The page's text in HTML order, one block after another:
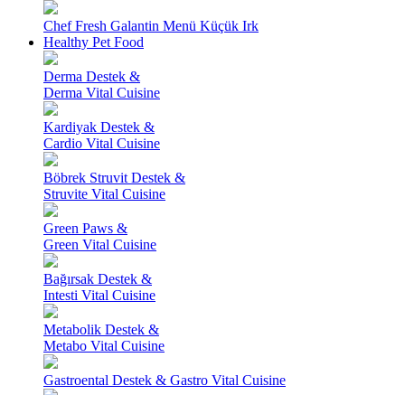
Chef Fresh Galantin Menü Küçük Irk
Healthy Pet Food
Derma Destek &
Derma Vital Cuisine
Kardiyak Destek &
Cardio Vital Cuisine
Böbrek Struvit Destek &
Struvite Vital Cuisine
Green Paws &
Green Vital Cuisine
Bağırsak Destek &
Intesti Vital Cuisine
Metabolik Destek &
Metabo Vital Cuisine
Gastroental Destek & Gastro Vital Cuisine